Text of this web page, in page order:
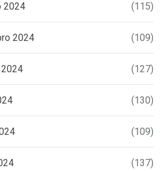
2024 (115)
2024 (109)
(127)
(130)
(109)
(137)